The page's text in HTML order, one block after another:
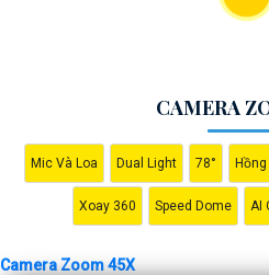
dàng ghi lại những khoảnh khắc đáng
CAMERA
Mic Và Loa Dual Light 78°
Xoay 360 Speed Dome AI
Camera Zoom 45X